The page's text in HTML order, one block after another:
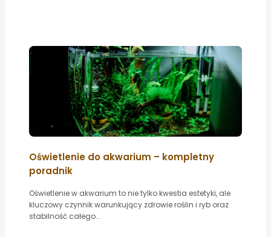
Oświetlenie do akwarium – kompletny
poradnik
Oświetlenie w akwarium to nie tylko kwestia estetyki, ale
kluczowy czynnik warunkujący zdrowie roślin i ryb oraz
stabilność całego...